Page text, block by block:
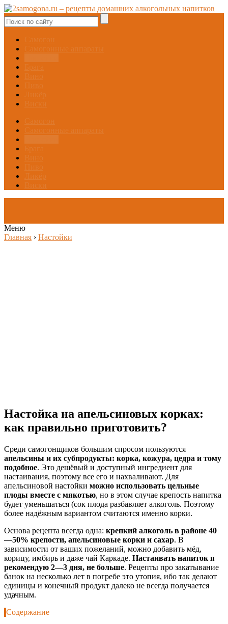
Самогон
Самогонные аппараты
Брага
Вино
Пиво
Ликёр
Виски
Самогон
Самогонные аппараты
Брага
Вино
Пиво
Ликёр
Виски
Меню
Главная › Настойки
Настойка на апельсиновых корках:
как правильно приготовить?
Среди самогонщиков большим спросом пользуются
апельсины и их субпродукты: корка, кожура, цедра и тому
подобное. Это дешёвый и доступный ингредиент для
настаивания, поэтому все его и нахваливают. Для
апельсиновой настойки можно использовать цельные
плоды вместе с мякотью, но в этом случае крепость напитка
будет уменьшаться (сок плода разбавляет алкоголь. Поэтому
более надёжным вариантом считаются именно корки.
Основа рецепта всегда одна: крепкий алкоголь в районе 40
—50% крепости, апельсиновые корки и сахар. В
зависимости от ваших пожеланий, можно добавить мёд,
корицу, имбирь и даже чай Каркаде. Настаивать напиток я
рекомендую 2—3 дня, не больше. Рецепты про закатывание
банок на несколько лет в погребе это утопия, ибо так делают
единицы и конечный продукт далеко не всегда получается
удачным.
Содержание